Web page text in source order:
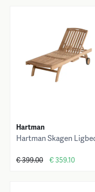
Hartman
Hartman Skagen
€ 399.00 € 359.10